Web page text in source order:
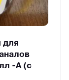
для
-А (с